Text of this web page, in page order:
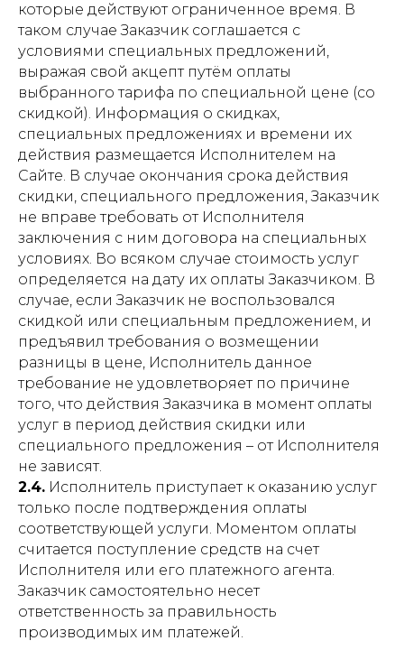
которые действуют ограниченное время. В
таком случае Заказчик соглашается с
условиями специальных предложений,
выражая свой акцепт путём оплаты
выбранного тарифа по специальной цене (со
скидкой). Информация о скидках,
специальных предложениях и времени их
действия размещается Исполнителем на
Сайте. В случае окончания срока действия
скидки, специального предложения, Заказчик
не вправе требовать от Исполнителя
заключения с ним договора на специальных
условиях. Во всяком случае стоимость услуг
определяется на дату их оплаты Заказчиком. В
случае, если Заказчик не воспользовался
скидкой или специальным предложением, и
предъявил требования о возмещении
разницы в цене, Исполнитель данное
требование не удовлетворяет по причине
того, что действия Заказчика в момент оплаты
услуг в период действия скидки или
специального предложения – от Исполнителя
не зависят.
2.4. Исполнитель приступает к оказанию услуг
только после подтверждения оплаты
соответствующей услуги. Моментом оплаты
считается поступление средств на счет
Исполнителя или его платежного агента.
Заказчик самостоятельно несет
ответственность за правильность
производимых им платежей.